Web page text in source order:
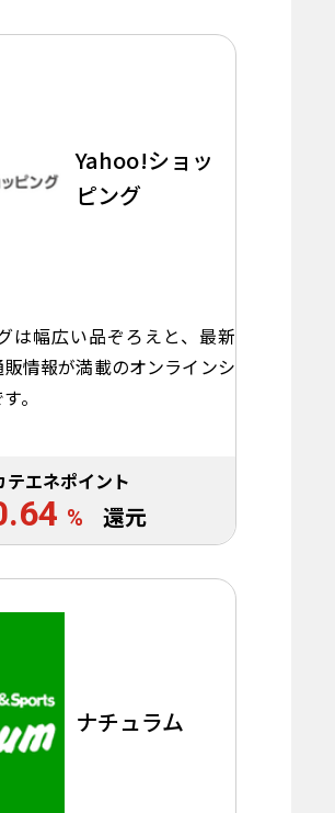
Yahoo!ショッ
ピング
は幅広い品ぞろえと、最新
情報が満載のオンラインシ
。
テエネポイント
% 還元
ナチュラム